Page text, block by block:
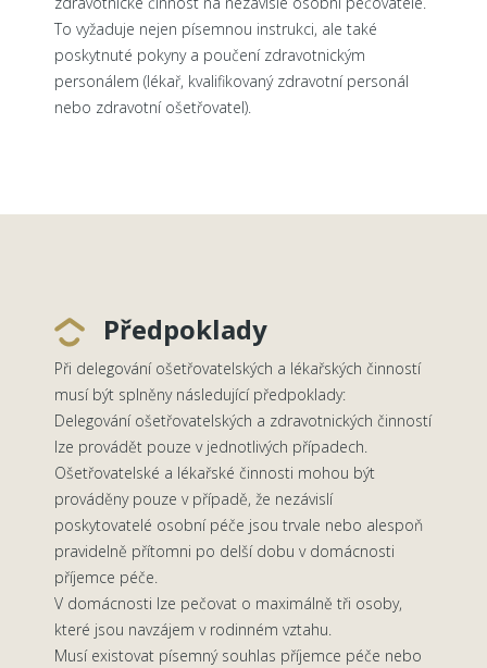
To vyžaduje nejen písemnou instrukci, ale také
poskytnuté pokyny a poučení zdravotnickým
personálem (lékař, kvalifikovaný zdravotní personál
nebo zdravotní ošetřovatel).
Předpoklady
Při delegování ošetřovatelských a lékařských činností
musí být splněny následující předpoklady:
Delegování ošetřovatelských a zdravotnických činností
lze provádět pouze v jednotlivých případech.
Ošetřovatelské a lékařské činnosti mohou být
prováděny pouze v případě, že nezávislí
poskytovatelé osobní péče jsou trvale nebo alespoň
pravidelně přítomni po delší dobu v domácnosti
příjemce péče.
V domácnosti lze pečovat o maximálně tři osoby,
které jsou navzájem v rodinném vztahu.
Musí existovat písemný souhlas příjemce péče nebo